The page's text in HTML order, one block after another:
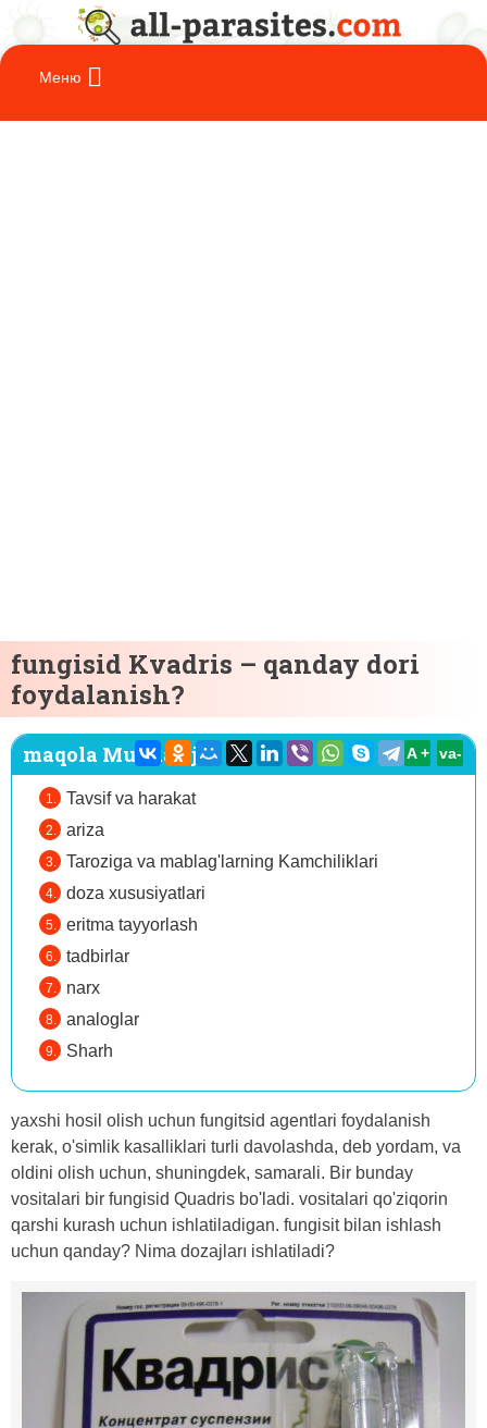
fungisid Kvadris – qanday dori
foydalanish?
maqola Mundarija:
Tavsif va harakat
ariza
Taroziga va mablag'larning Kamchiliklari
doza xususiyatlari
eritma tayyorlash
tadbirlar
narx
analoglar
Sharh
A + va-
yaxshi hosil olish uchun fungitsid agentlari foydalanish
kerak, o'simlik kasalliklari turli davolashda, deb yordam, va
oldini olish uchun, shuningdek, samarali. Bir bunday
vositalari bir fungisid Quadris bo'ladi. vositalari qo'ziqorin
qarshi kurash uchun ishlatiladigan. fungisit bilan ishlash
uchun qanday? Nima dozajları ishlatiladi?